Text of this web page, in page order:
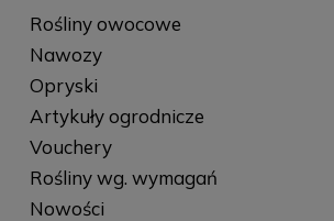
Rośliny owocowe
Nawozy
Opryski
Artykuły ogrodnicze
Vouchery
Rośliny wg. wymagań
Nowości